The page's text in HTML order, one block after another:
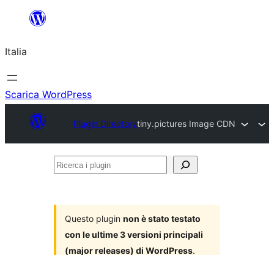
contenuto
Italia
Scarica WordPress
Plugin Directorytiny.pictures Image CDN
Ricerca
Questo plugin non è stato testato
con le ultime 3 versioni principali
(major releases) di WordPress.